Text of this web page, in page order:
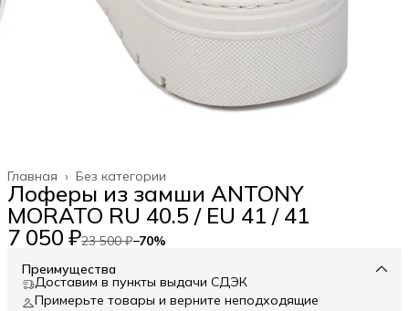
Без категории
Главная ›
Лоферы из замши ANTONY
MORATO RU 40.5 / EU 41 / 41
7 050 ₽23 500 ₽−70%
Преимущества
Доставим в пункты выдачи СДЭК
Примерьте товары и верните неподходящие